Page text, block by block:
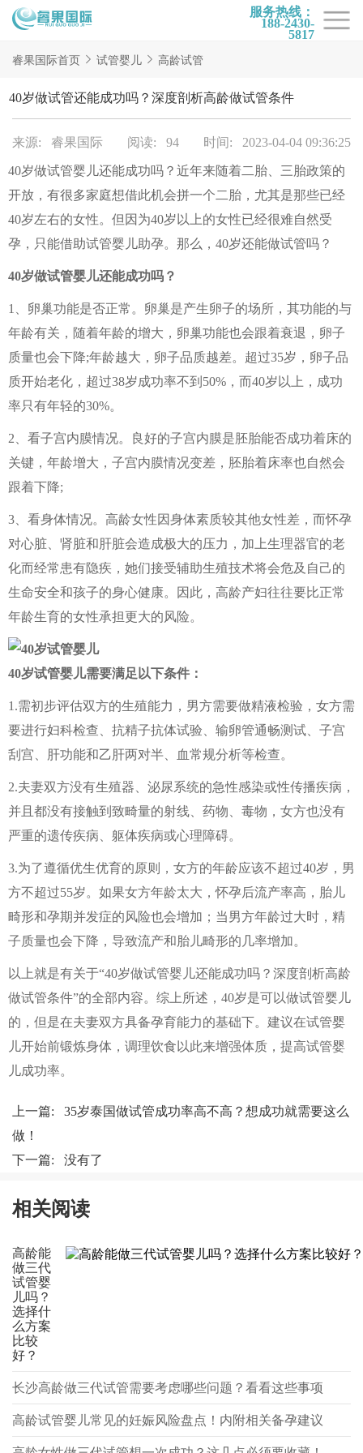
服务热线：
188-2430-
5817
首页
试管项目
试管百科
试管医院
睿果国际
睿果国际首页 试管婴儿 高龄试管
40岁做试管还能成功吗？深度剖析高龄做试管条件
来源: 睿果国际 阅读: 94 时间: 2023-04-04 09:36:25
40岁做试管婴儿还能成功吗？近年来随着二胎、三胎政策的
开放，有很多家庭想借此机会拼一个二胎，尤其是那些已经
40岁左右的女性。但因为40岁以上的女性已经很难自然受
孕，只能借助试管婴儿助孕。那么，40岁还能做试管吗？
40岁做试管婴儿还能成功吗？
1、卵巢功能是否正常。卵巢是产生卵子的场所，其功能的与
年龄有关，随着年龄的增大，卵巢功能也会跟着衰退，卵子
质量也会下降;年龄越大，卵子品质越差。超过35岁，卵子品
质开始老化，超过38岁成功率不到50%，而40岁以上，成功
率只有年轻的30%。
2、看子宫内膜情况。良好的子宫内膜是胚胎能否成功着床的
关键，年龄增大，子宫内膜情况变差，胚胎着床率也自然会
跟着下降;
3、看身体情况。高龄女性因身体素质较其他女性差，而怀孕
对心脏、肾脏和肝脏会造成极大的压力，加上生理器官的老
化而经常患有隐疾，她们接受辅助生殖技术将会危及自己的
生命安全和孩子的身心健康。因此，高龄产妇往往要比正常
年龄生育的女性承担更大的风险。
40岁试管婴儿需要满足以下条件：
1.需初步评估双方的生殖能力，男方需要做精液检验，女方需
要进行妇科检查、抗精子抗体试验、输卵管通畅测试、子宫
刮宫、肝功能和乙肝两对半、血常规分析等检查。
2.夫妻双方没有生殖器、泌尿系统的急性感染或性传播疾病，
并且都没有接触到致畸量的射线、药物、毒物，女方也没有
严重的遗传疾病、躯体疾病或心理障碍。
3.为了遵循优生优育的原则，女方的年龄应该不超过40岁，男
方不超过55岁。如果女方年龄太大，怀孕后流产率高，胎儿
畸形和孕期并发症的风险也会增加；当男方年龄过大时，精
子质量也会下降，导致流产和胎儿畸形的几率增加。
以上就是有关于“40岁做试管婴儿还能成功吗？深度剖析高龄
做试管条件”的全部内容。综上所述，40岁是可以做试管婴儿
的，但是在夫妻双方具备孕育能力的基础下。建议在试管婴
儿开始前锻炼身体，调理饮食以此来增强体质，提高试管婴
儿成功率。
上一篇: 35岁泰国做试管成功率高不高？想成功就需要这么
做！
下一篇: 没有了
相关阅读
高龄能
做三代
试管婴
儿吗？
选择什
么方案
比较
好？
长沙高龄做三代试管需要考虑哪些问题？看看这些事项
高龄试管婴儿常见的妊娠风险盘点！内附相关备孕建议